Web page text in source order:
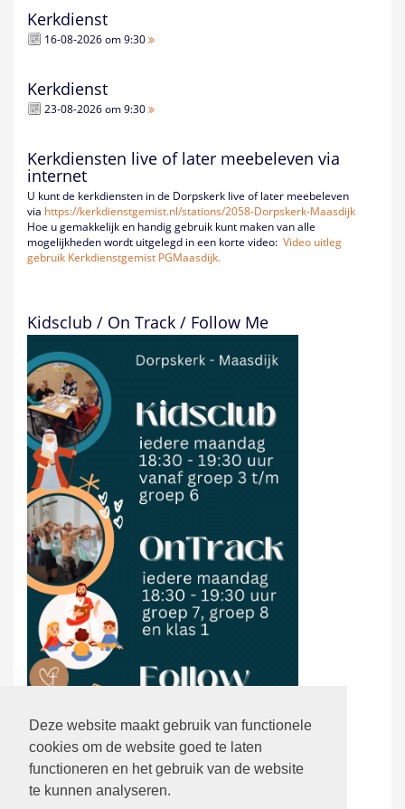
Deze website maakt gebruik van functionele
cookies om de website goed te laten
functioneren en het gebruik van de website
te kunnen analyseren.
Kerkdienst
16-08-2026 om 9:30
Kerkdienst
23-08-2026 om 9:30
Kerkdiensten live of later meebeleven via
internet
U kunt de kerkdiensten in de Dorpskerk live of later meebeleven
via https://kerkdienstgemist.nl/stations/2058-Dorpskerk-Maasdijk
Hoe u gemakkelijk en handig gebruik kunt maken van alle
mogelijkheden wordt uitgelegd in een korte video: Video uitleg
gebruik Kerkdienstgemist PGMaasdijk.
Kidsclub / On Track / Follow Me